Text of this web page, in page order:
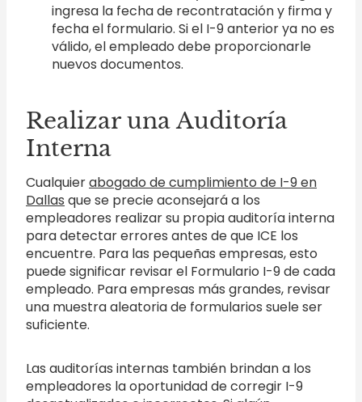
ingresa la fecha de recontratación y firma y
fecha el formulario. Si el I-9 anterior ya no es
válido, el empleado debe proporcionarle
nuevos documentos.
Realizar una Auditoría
Interna
Cualquierabogado de cumplimiento de I-9 en
Dallas que se precie aconsejará a los
empleadores realizar su propia auditoría interna
para detectar errores antes de que ICE los
encuentre. Para las pequeñas empresas, esto
puede significar revisar el Formulario I-9 de cada
empleado. Para empresas más grandes, revisar
una muestra aleatoria de formularios suele ser
suficiente.
Las auditorías internas también brindan a los
empleadores la oportunidad de corregir I-9